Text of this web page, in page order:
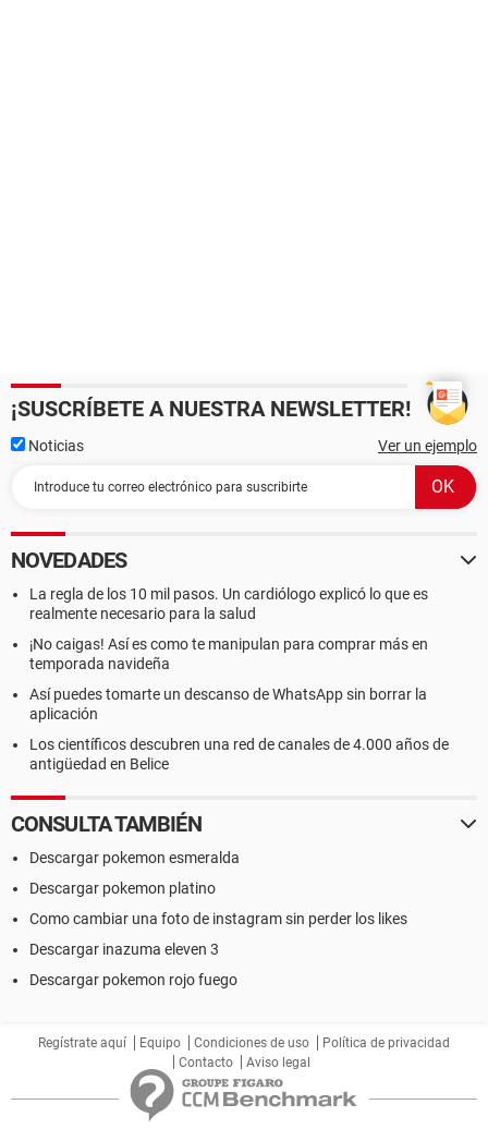
¡SUSCRÍBETE A NUESTRA NEWSLETTER!
Noticias Ver un ejemplo
NOVEDADES
La regla de los 10 mil pasos. Un cardiólogo explicó lo que es
realmente necesario para la salud
¡No caigas! Así es como te manipulan para comprar más en
temporada navideña
Así puedes tomarte un descanso de WhatsApp sin borrar la
aplicación
Los científicos descubren una red de canales de 4.000 años de
antigüedad en Belice
CONSULTA TAMBIÉN
Descargar pokemon esmeralda
Descargar pokemon platino
Como cambiar una foto de instagram sin perder los likes
Descargar inazuma eleven 3
Descargar pokemon rojo fuego
Regístrate aquí Equipo Condiciones de uso
Política de privacidad
Contacto
Aviso legal